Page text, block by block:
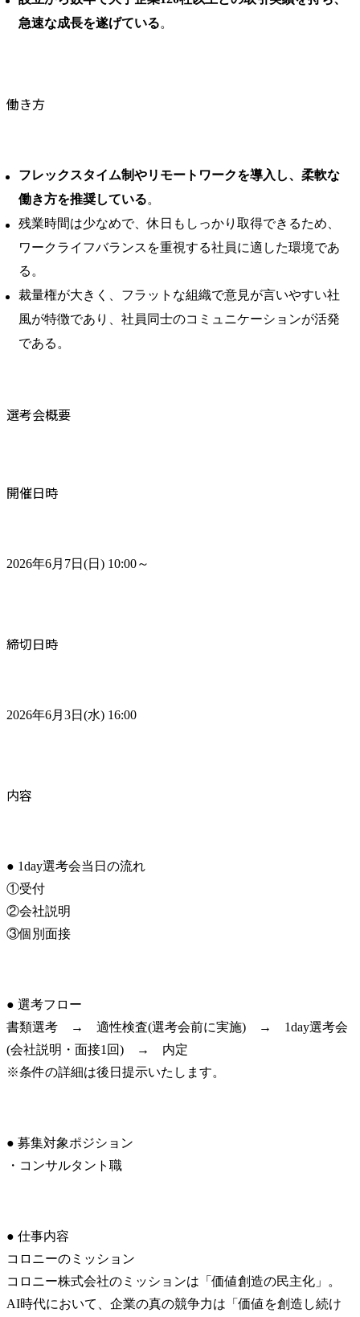
急速な成長を遂げている。
働き方
フレックスタイム制やリモートワークを導入し、柔軟な
働き方を推奨している。 ​
残業時間は少なめで、休日もしっかり取得できるため、
ワークライフバランスを重視する社員に適した環境であ
る。 ​
裁量権が大きく、フラットな組織で意見が言いやすい社
風が特徴であり、社員同士のコミュニケーションが活発
である。 ​
選考会概要
開催日時
2026年6月7日(日) 10:00～
締切日時
2026年6月3日(水) 16:00
内容
● 1day選考会当日の流れ
①受付
②会社説明
③個別面接
● 選考フロー
書類選考　→　適性検査(選考会前に実施)　→　1day選考会
(会社説明・面接1回)　→　内定
※条件の詳細は後日提示いたします。
● 募集対象ポジション
・コンサルタント職
● 仕事内容
コロニーのミッション
コロニー株式会社のミッションは「価値創造の民主化」。
AI時代において、企業の真の競争力は「価値を創造し続け